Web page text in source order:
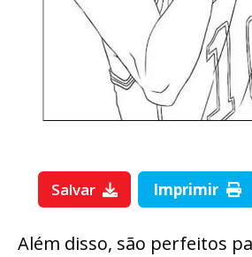
Salvar Imprimir
Além disso, são perfeitos